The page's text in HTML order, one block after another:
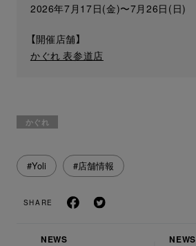
2026年7月17日(金)〜7月26日(日)
【開催店舗】
かぐれ 表参道店
かぐれ
#Yoli #店舗情報
SHARE
NEWS
NEWS